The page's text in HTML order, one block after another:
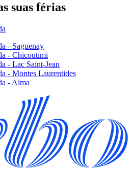
suas férias
- Saguenay
- Chicoutimi
- Lac Saint-Jean
- Montes Laurentides
- Alma